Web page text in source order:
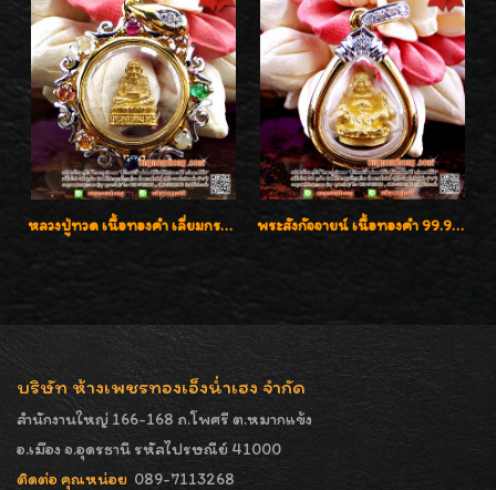
หลวงปู่ทวด เนื้อทองคำ เลี่ยมกรอบทองคำประดับเพชรแท้และพลอยนพเก้า น่ารักมากๆค่ะ พระสังกัจจายน์ เนื้อทองคำ 99.99%
บริษัท ห้างเพชรทองเอ็งน่ำเฮง จำกัด
สำนักงานใหญ่ 166-168 ถ.โพศรี ต.หมากแข้ง
อ.เมือง จ.อุดรธานี รหัสไปรษณีย์ 41000
ติดต่อ คุณหน่อย 089-7113268